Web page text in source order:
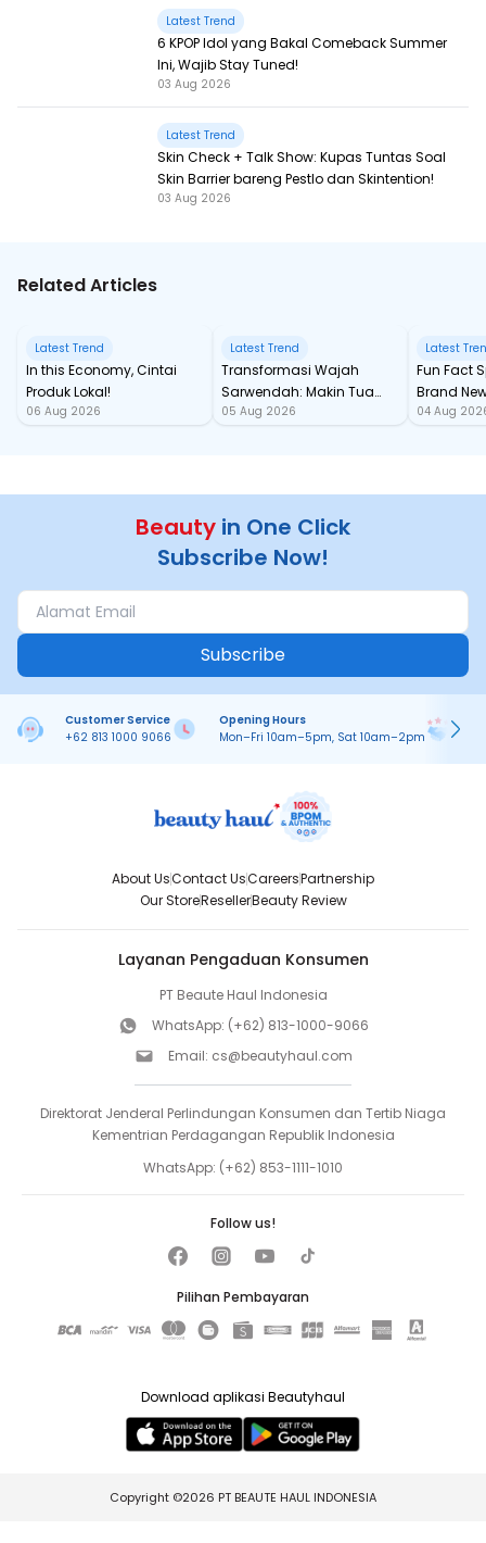
Latest Trend
6 KPOP Idol yang Bakal Comeback Summer
Ini, Wajib Stay Tuned!
03 Aug 2026
Latest Trend
Skin Check + Talk Show: Kupas Tuntas Soal
Skin Barrier bareng Pestlo dan Skintention!
03 Aug 2026
Related Articles
Latest Trend
In this Economy, Cintai
Produk Lokal!
06 Aug 2026
Latest Trend
Transformasi Wajah
Sarwendah: Makin Tua
Semakin Glowing
05 Aug 2026
Latest
Fun Fact Spider-Man
Brand
Baru
04 Aug
Beauty in One Click
Subscribe Now!
Subscribe
Customer Service
+62 813 1000 9066
Opening Hours
Mon–Fri 10am–5pm, Sat 10am–2pm
About UsContact UsCareersPartnership
Our StoreResellerBeauty Review
Layanan Pengaduan Konsumen
PT Beaute Haul Indonesia
WhatsApp: (+62) 813-1000-9066
Email: cs@beautyhaul.com
Direktorat Jenderal Perlindungan Konsumen dan Tertib Niaga
Kementrian Perdagangan Republik Indonesia
WhatsApp: (+62) 853-1111-1010
Pilihan Pembayaran
Follow us!
Download aplikasi Beautyhaul
Copyright ©2026 PT BEAUTE HAUL INDONESIA